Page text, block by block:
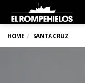
HOME SANTA CRUZ